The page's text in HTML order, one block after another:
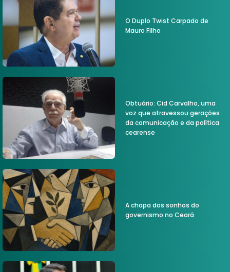
O Duplo Twist Carpado de
Mauro Filho
Obtuário: Cid Carvalho, uma
voz que atravessou gerações
da comunicação e da política
cearense
A chapa dos sonhos do
governismo no Ceará